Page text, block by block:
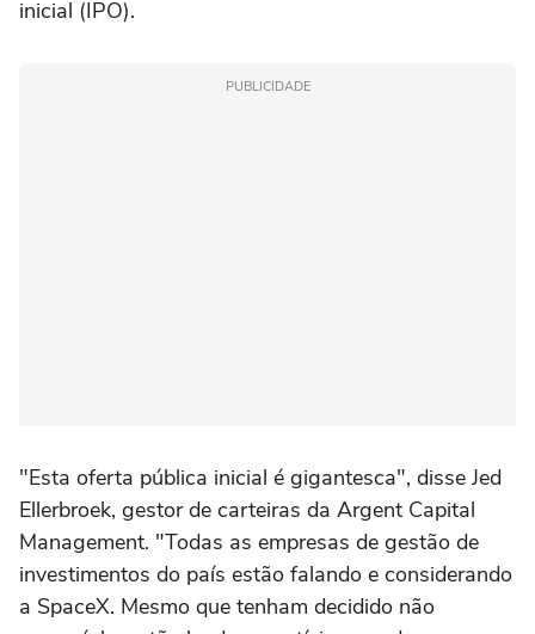
inicial (IPO).
PUBLICIDADE
"Esta oferta pública inicial é gigantesca", disse Jed
Ellerbroek, gestor de carteiras da Argent Capital
Management. "Todas as empresas de gestão de
investimentos do país estão falando e considerando
a SpaceX. Mesmo que tenham decidido não